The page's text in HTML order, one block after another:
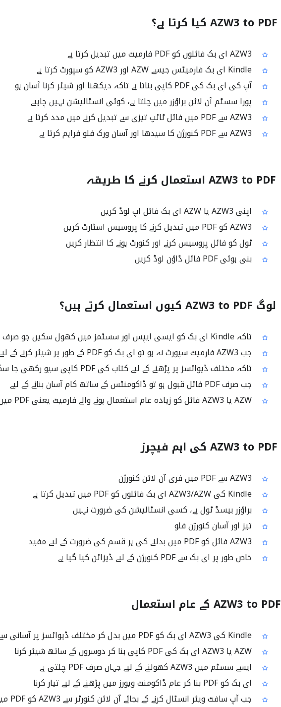
AZW3 to PDF کیا کرتا ہے؟
Kindle ای بک فارمیٹس جیسے AZW اور AZW3 کو سپورٹ کرتا ہے
آپ کی ای بک کی PDF کاپی بناتا ہے تاکہ دیکھنا اور شیئر کرنا آسان ہو
پورا سسٹم آن لائن براؤزر میں چلتا ہے، کوئی انسٹالیشن نہیں چاہیے
AZW3 to PDF استعمال کرنے کا طریقہ
اپنی AZW3 یا AZW ای بک فائل اپ لوڈ کریں
ٹول کو فائل پروسیس کرنے اور کنورٹ ہونے کا انتظار کریں
بنی ہوئی PDF فائل ڈاؤن لوڈ کریں
لوگ AZW3 to PDF کیوں استعمال کرتے ہیں؟
تاکہ Kindle ای بک کو ایسی ایپس اور سسٹمز میں کھول سکیں جو صرف PDF سپورٹ کرتے ہیں
جب AZW3 فارمیٹ سپورٹ نہ ہو تو ای بک کو PDF کے طور پر شیئر کرنے کے لیے
تاکہ مختلف ڈیوائسز پر پڑھنے کے لیے کتاب کی PDF کاپی سیو رکھی جا سکے
جب صرف PDF فائل قبول ہو تو ڈاکومنٹس کے ساتھ کام آسان بنانے کے لیے
AZW یا AZW3 فائل کو زیادہ عام استعمال ہونے والے فارمیٹ یعنی PDF میں بدلنے کے لیے
AZW3 to PDF کی اہم فیچرز
Kindle کی AZW3/AZW ای بک فائلوں کو PDF میں تبدیل کرتا ہے
براؤزر بیسڈ ٹول ہے، کسی انسٹالیشن کی ضرورت نہیں
تیز اور آسان کنورژن فلو
خاص طور پر ای بک سے PDF کنورژن کے لیے ڈیزائن کیا گیا ہے
AZW3 to PDF کے عام استعمال
Kindle کی AZW3 ای بک کو PDF میں بدل کر مختلف ڈیوائسز پر آسانی سے ایکسیس کرنا
AZW یا AZW3 ای بک کی PDF کاپی بنا کر دوسروں کے ساتھ شیئر کرنا
ایسے سسٹم میں AZW3 کھولنے کے لیے جہاں صرف PDF چلتی ہے
ای بک کو PDF بنا کر عام ڈاکومنٹ ویورز میں پڑھنے کے لیے تیار کرنا
جب آپ سافٹ ویئر انسٹال کرنے کے بجائے آن لائن کنورٹر سے AZW3 کو PDF میں بدلنا چاہیں